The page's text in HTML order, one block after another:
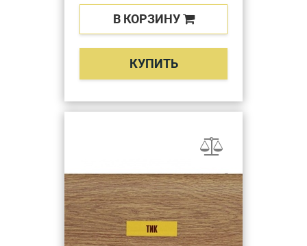
В КОРЗИНУ
КУПИТЬ